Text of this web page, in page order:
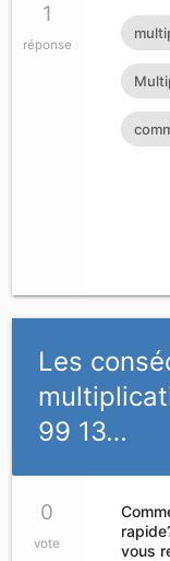
1
réponse
Les
99 13…
0
vote
vous